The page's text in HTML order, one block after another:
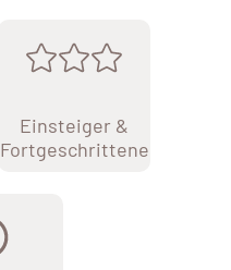
Einsteiger &
Fortgeschrittene